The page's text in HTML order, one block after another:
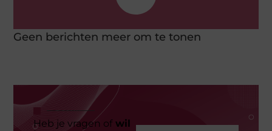
Geen berichten meer om te tonen
Heb je vragen ofwil